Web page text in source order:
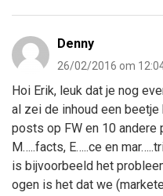
Denny
26/02/2016 om
Hoi Erik, leuk dat je nog
al zei de inhoud een
posts op FW en 10
M…..facts, E…..ce en
is bijvoorbeeld het
ogen is het dat we